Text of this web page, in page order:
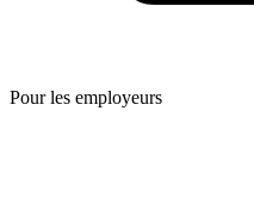
Pour les employeurs